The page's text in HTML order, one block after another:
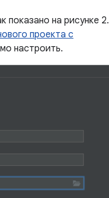
показано на рисунке 2.
проекта с
настроить.